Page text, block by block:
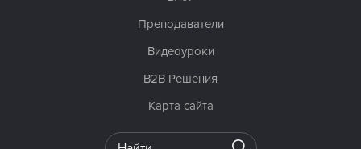
Преподаватели
Видеоуроки
B2B Решения
Карта сайта